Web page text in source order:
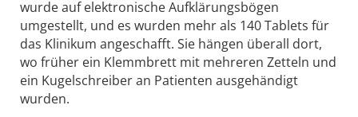
wurde auf elektronische Aufklärungsbögen
umgestellt, und es wurden mehr als 140 Tablets für
das Klinikum angeschafft. Sie hängen überall dort,
wo früher ein Klemmbrett mit mehreren Zetteln und
ein Kugelschreiber an Patienten ausgehändigt
wurden.